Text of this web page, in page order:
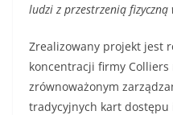
ludzi z przestrzenią fizyczną
Zrealizowany projekt jest
koncentracji firmy
zrównoważonym
tradycyjnych kart